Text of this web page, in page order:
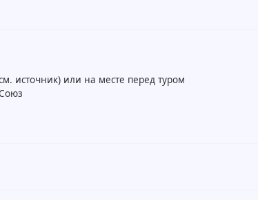
источник) или на месте перед туром